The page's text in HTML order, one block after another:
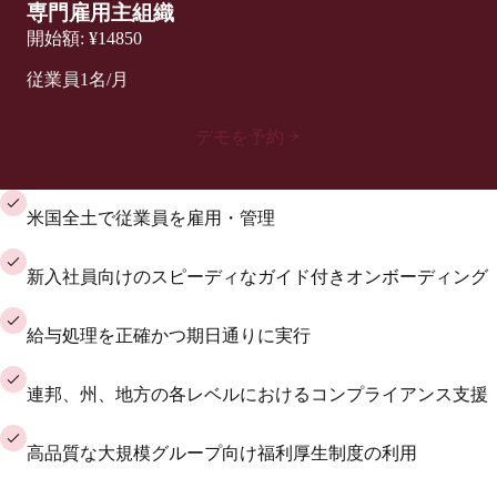
専門雇用主組織
開始額: ¥14850
従業員1名/月
デモを予約
米国全土で従業員を雇用・管理
新入社員向けのスピーディなガイド付きオンボーディング
給与処理を正確かつ期日通りに実行
連邦、州、地方の各レベルにおけるコンプライアンス支援
高品質な大規模グループ向け福利厚生制度の利用